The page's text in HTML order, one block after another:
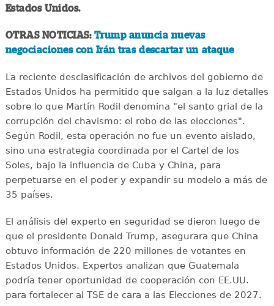
Estados Unidos.
OTRAS NOTICIAS: Trump anuncia nuevas
negociaciones con Irán tras descartar un ataque
La reciente desclasificación de archivos del gobierno de
Estados Unidos ha permitido que salgan a la luz detalles
sobre lo que Martín Rodil denomina "el santo grial de la
corrupción del chavismo: el robo de las elecciones".
Según Rodil, esta operación no fue un evento aislado,
sino una estrategia coordinada por el Cartel de los
Soles, bajo la influencia de Cuba y China, para
perpetuarse en el poder y expandir su modelo a más de
35 países.
El análisis del experto en seguridad se dieron luego de
que el presidente Donald Trump, asegurara que China
obtuvo información de 220 millones de votantes en
Estados Unidos. Expertos analizan que Guatemala
podría tener oportunidad de cooperación con EE.UU.
para fortalecer al TSE de cara a las Elecciones de 2027.